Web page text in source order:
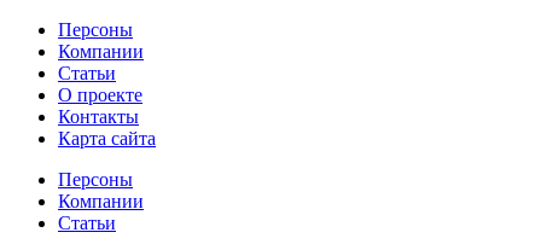
Персоны
Компании
Статьи
О проекте
Контакты
Карта сайта
Персоны
Компании
Статьи